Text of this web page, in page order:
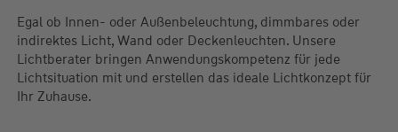
Egal ob Innen- oder Außenbeleuchtung, dimmbares oder
indirektes Licht, Wand oder Deckenleuchten. Unsere
Lichtberater bringen Anwendungskompetenz für jede
Lichtsituation mit und erstellen das ideale Lichtkonzept für
Ihr Zuhause.